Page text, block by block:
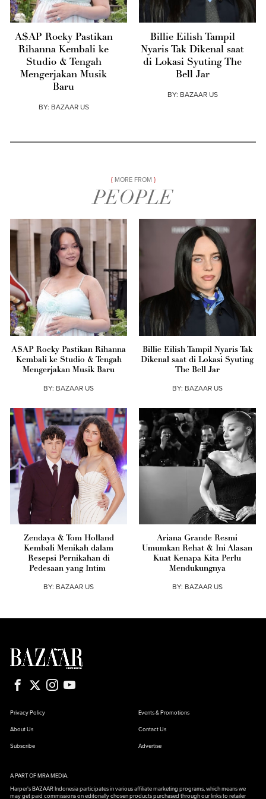
A$AP Rocky Pastikan
Rihanna Kembali ke
Studio & Tengah
Mengerjakan Musik
Baru
BY: BAZAAR US
Billie Eilish Tampil
Nyaris Tak Dikenal saat
di Lokasi Syuting The
Bell Jar
BY: BAZAAR US
MORE FROM
PEOPLE
A$AP Rocky Pastikan Rihanna
Kembali ke Studio & Tengah
Mengerjakan Musik Baru
BY: BAZAAR US
Billie Eilish Tampil Nyaris Tak
Dikenal saat di Lokasi Syuting
The Bell Jar
BY: BAZAAR US
Zendaya & Tom Holland
Kembali Menikah dalam
Resepsi Pernikahan di
Pedesaan yang Intim
BY: BAZAAR US
Ariana Grande Resmi
Umumkan Rehat & Ini Alasan
Kuat Kenapa Kita Perlu
Mendukungnya
BY: BAZAAR US
Privacy Policy Events & Promotions
About Us Contact Us
Subscribe Advertise
A PART OF MRA MEDIA.
Harper's BAZAAR Indonesia participates in various affiliate marketing programs, which means we
may get paid commissions on editorially chosen products purchased through our links to retailer